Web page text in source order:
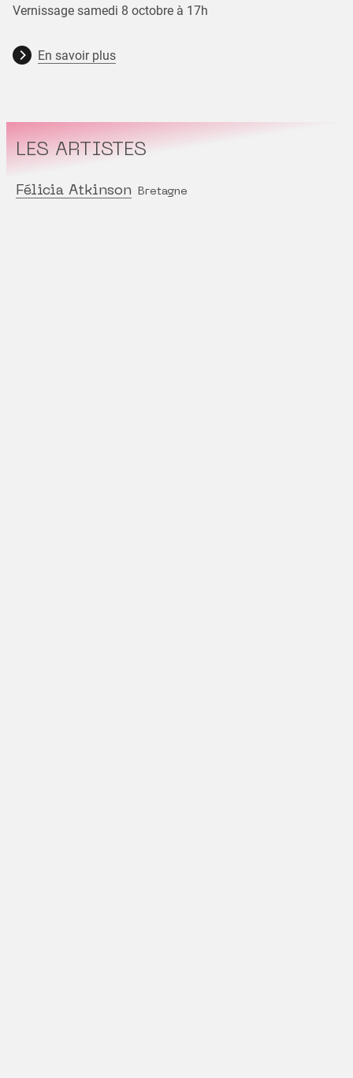
Vernissage samedi 8 octobre à 17h
En savoir plus
LES ARTISTES
Félicia Atkinson Bretagne